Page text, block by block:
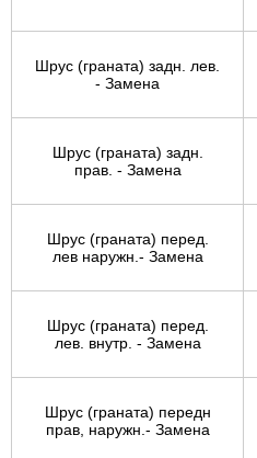
Шрус (граната) задн. лев.
- Замена
Шрус (граната) задн.
прав. - Замена
Шрус (граната) перед.
лев наружн.- Замена
Шрус (граната) перед.
лев. внутр. - Замена
Шрус (граната) передн
прав, наружн.- Замена